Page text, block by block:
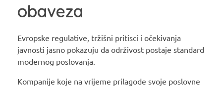
obaveza
Evropske regulative, tržišni pritisci i očekivanja
javnosti jasno pokazuju da održivost postaje standard
modernog poslovanja.
Kompanije koje na vrijeme prilagode svoje poslovne